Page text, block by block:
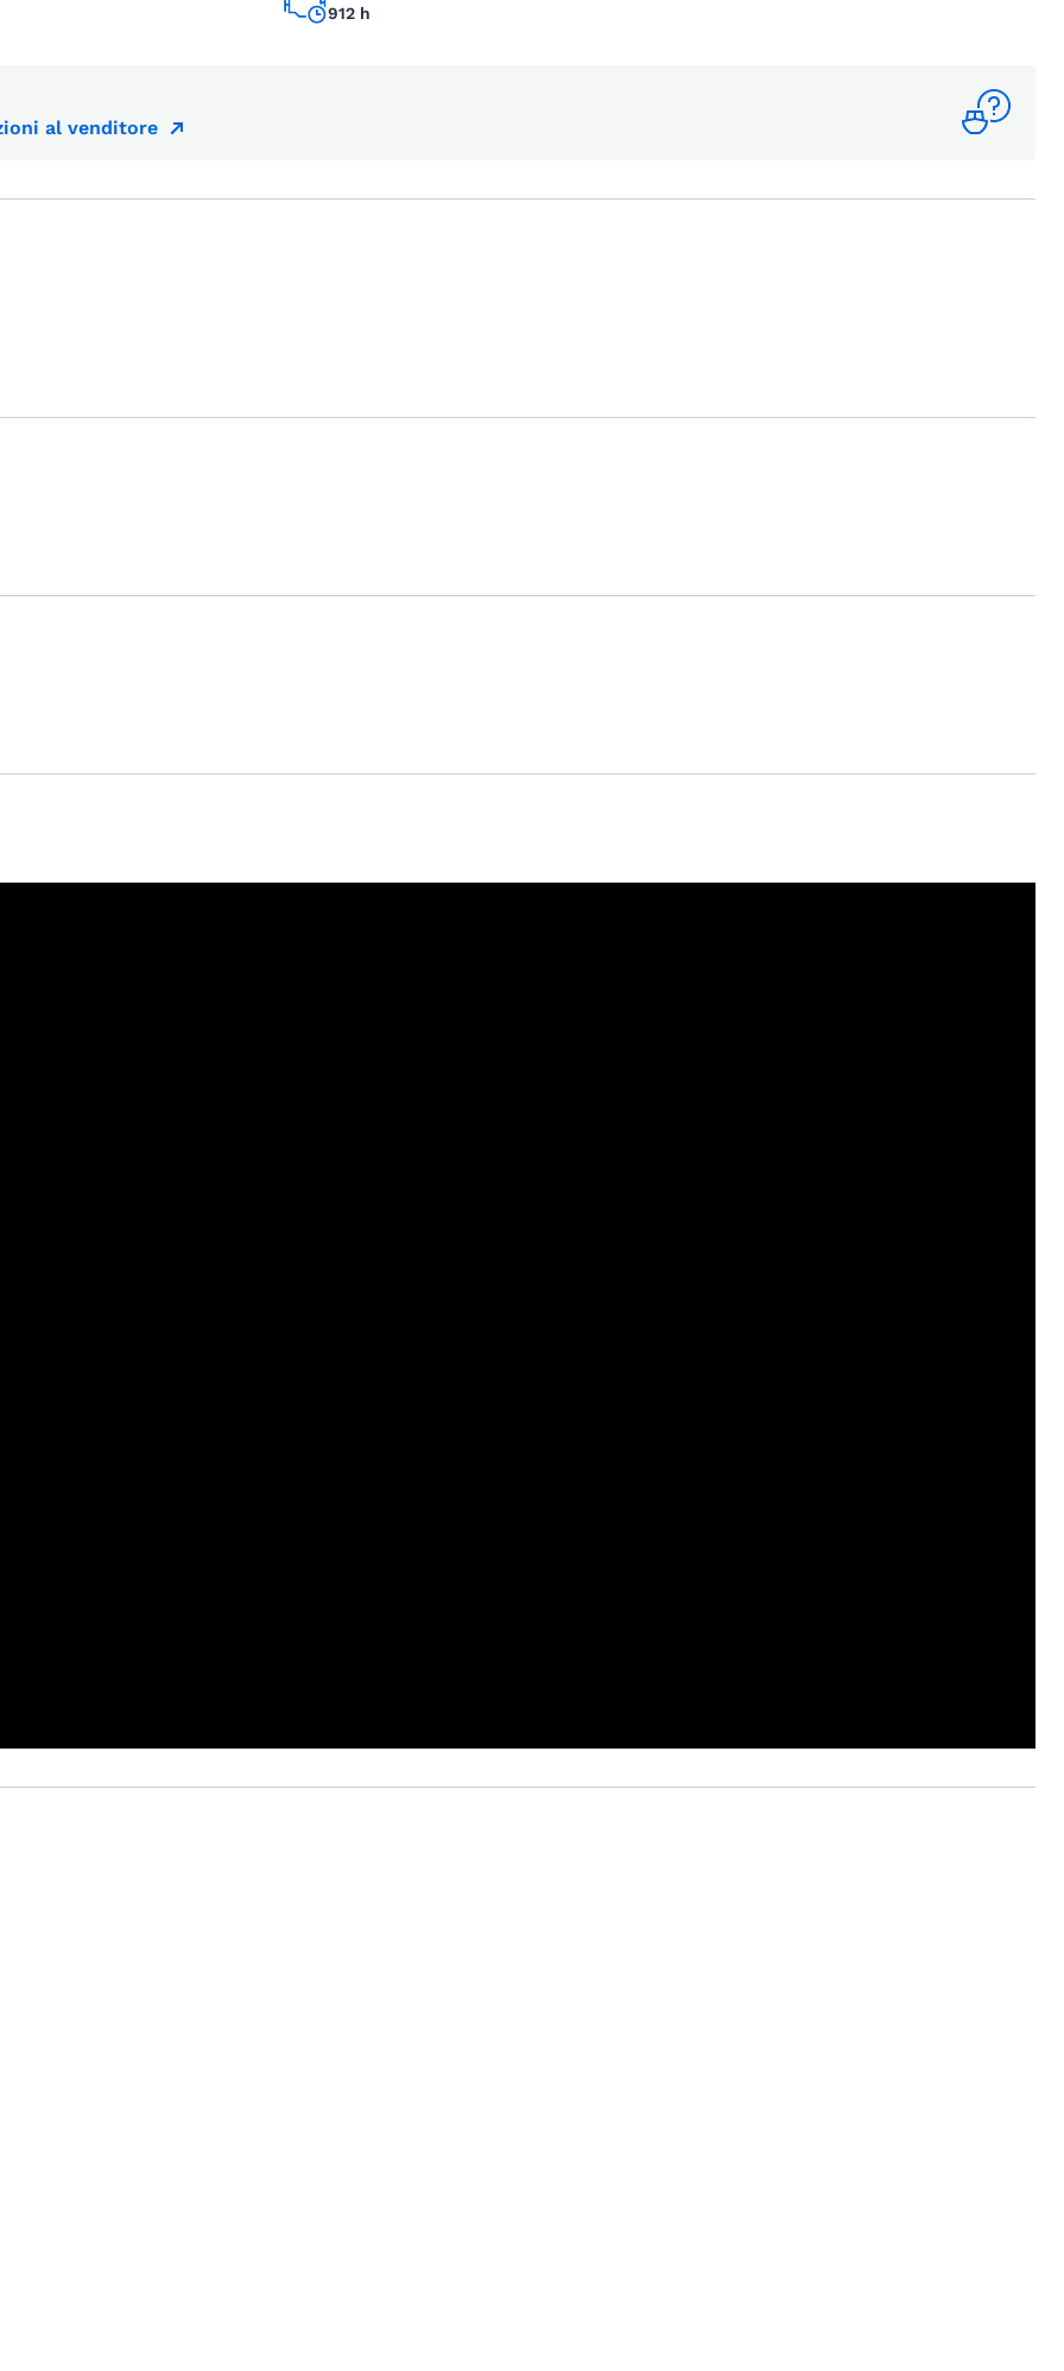
912 h
al venditore